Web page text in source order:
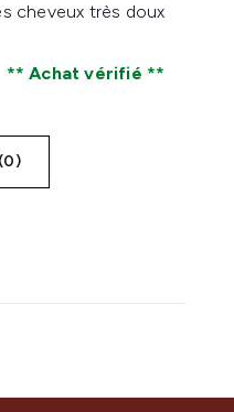
cheveux très doux
Achat vérifié